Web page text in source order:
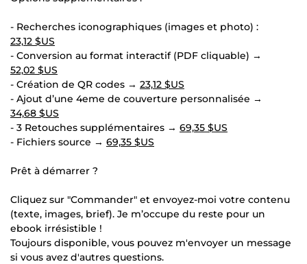
- Recherches iconographiques (images et photo) :
23,12 $US
- Conversion au format interactif (PDF cliquable) →
52,02 $US
- Création de QR codes → 23,12 $US
- Ajout d’une 4eme de couverture personnalisée →
34,68 $US
- 3 Retouches supplémentaires → 69,35 $US
- Fichiers source → 69,35 $US
Prêt à démarrer ?
Cliquez sur "Commander" et envoyez-moi votre contenu
(texte, images, brief). Je m’occupe du reste pour un
ebook irrésistible !
Toujours disponible, vous pouvez m'envoyer un message
si vous avez d'autres questions.